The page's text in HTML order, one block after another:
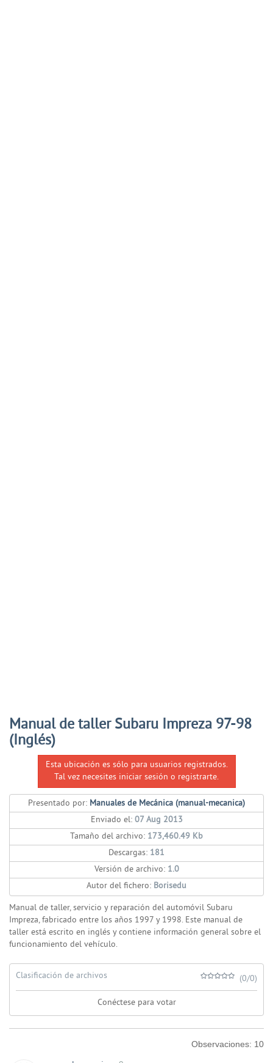
Manual de taller Subaru Impreza 97-98
(Inglés)
Esta ubicación es sólo para usuarios registrados.
Tal vez necesites iniciar sesión o registrarte.
Presentado por: Manuales de Mecánica (manual-mecanica)
Enviado el: 07 Aug 2013
Tamaño del archivo: 173,460.49 Kb
Descargas: 181
Versión de archivo: 1.0
Autor del fichero: Borisedu
Manual de taller, servicio y reparación del automóvil Subaru
Impreza, fabricado entre los años 1997 y 1998. Este manual de
taller está escrito en inglés y contiene información general sobre el
funcionamiento del vehículo.
Clasificación de archivos (0/0)
Conéctese para votar
Observaciones: 10